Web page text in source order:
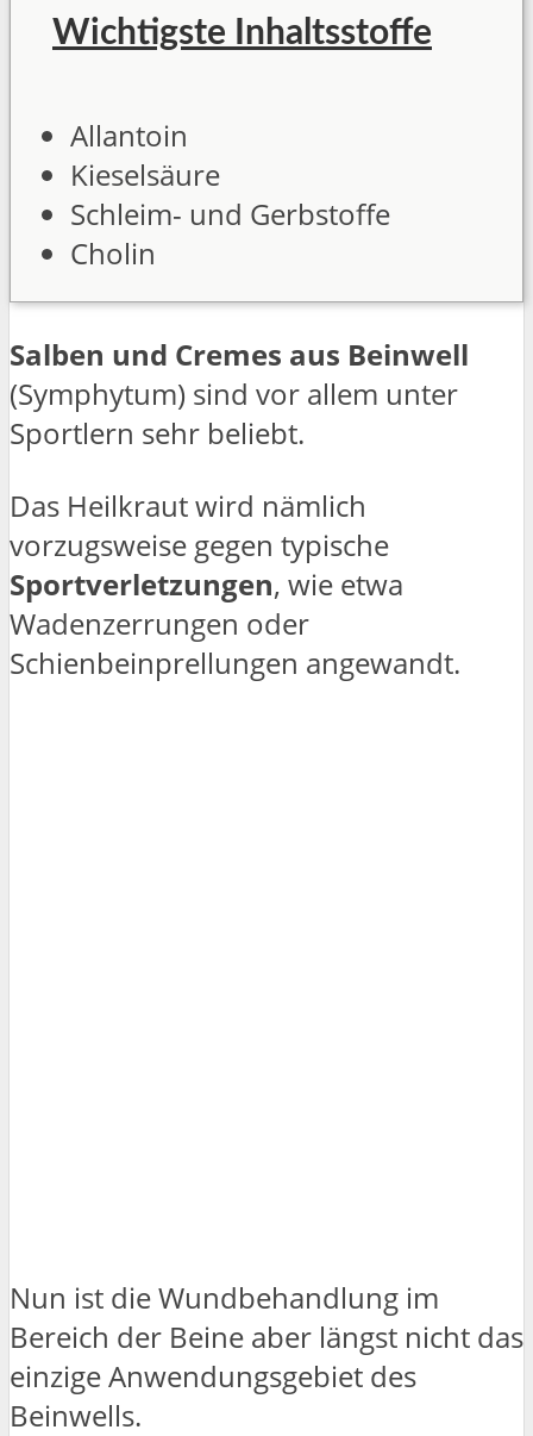
Wichtigste Inhaltsstoffe
Allantoin
Kieselsäure
Schleim- und Gerbstoffe
Cholin
Salben und Cremes aus Beinwell
(Symphytum) sind vor allem unter
Sportlern sehr beliebt.
Das Heilkraut wird nämlich
vorzugsweise gegen typische
Sportverletzungen, wie etwa
Wadenzerrungen oder
Schienbeinprellungen angewandt.
Nun ist die Wundbehandlung im
Bereich der Beine aber längst nicht das
einzige Anwendungsgebiet des
Beinwells.